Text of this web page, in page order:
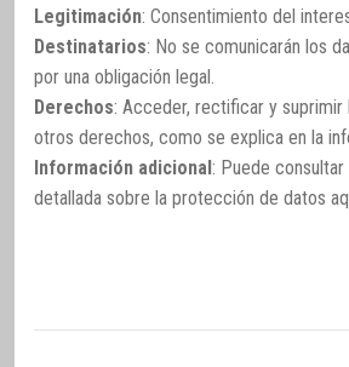
Legitimación: Consentimiento del
Destinatarios: No se comunicarán los
por una obligación legal.
Derechos: Acceder, rectificar y suprimir
otros derechos, como se explica en la
Información adicional : Puede
detallada sobre la protección de datos